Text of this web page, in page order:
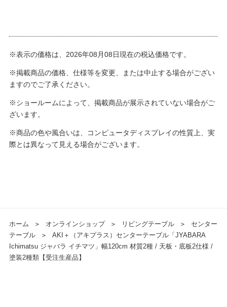
※表示の価格は、2026年08月08日現在の税込価格です。
※掲載商品の価格、仕様等を変更、または中止する場合がござい
ますのでご了承ください。
※ショールームによって、掲載商品が展示されていない場合がご
ざいます。
※商品の色や風合いは、コンピュータディスプレイの性質上、実
際とは異なって見える場合がございます。
ホーム ＞ オンラインショップ ＞ リビングテーブル ＞
センター
テーブル
＞
AKI＋（アキプラス）センターテーブル「JYABARA
Ichimatsu ジャバラ イチマツ」幅120cm 材質2種 / 天板・底板2仕様 /
塗装2種類【受注生産品】